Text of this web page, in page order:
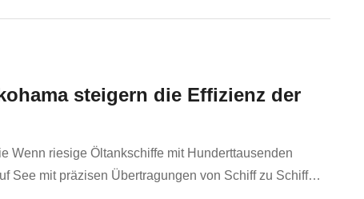
steigern die Effizienz der
Wenn riesige Öltankschiffe mit Hunderttausenden
See mit präzisen Übertragungen von Schiff zu Schiff